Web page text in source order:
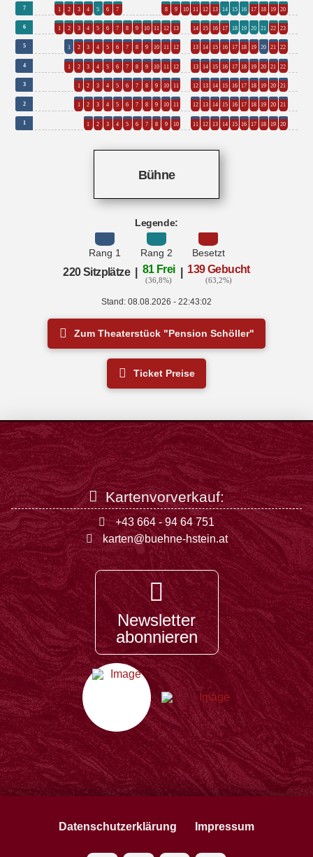
7 1 2 3 4 5 6 7 8 9 10 11 12 13 14 15 16 17 18 19 20
6 1 2 3 4 5 6 7 8 9 10 11 12 13 14 15 16 17 18 19 20 21 22 23
5 1 2 3 4 5 6 7 8 9 10 11 12 13 14 15 16 17 18 19 20 21 22
4 1 2 3 4 5 6 7 8 9 10 11 12 13 14 15 16 17 18 19 20 21 22
3 1 2 3 4 5 6 7 8 9 10 11 12 13 14 15 16 17 18 19 20 21
2 1 2 3 4 5 6 7 8 9 10 11 12 13 14 15 16 17 18 19 20 21
1 1 2 3 4 5 6 7 8 9 10 11 12 13 14 15 16 17 18 19 20
Bühne
Legende:
Rang 1 Rang 2 Besetzt
220 Sitzplätze | 81 Frei
(36,8%)
| 139 Gebucht
(63,2%)
Stand: 08.08.2026 - 22:43:02
Zum Theaterstück "Pension Schöller"
Ticket Preise
Kartenvorverkauf:
+43 664 - 94 64 751
karten@buehne-hstein.at
Newsletter
abonnieren
Datenschutzerklärung Impressum